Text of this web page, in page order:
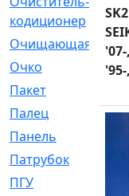
кодиционер
Очищающая
Очко
Пакет
Палец
Панель
Патрубок
ПГУ